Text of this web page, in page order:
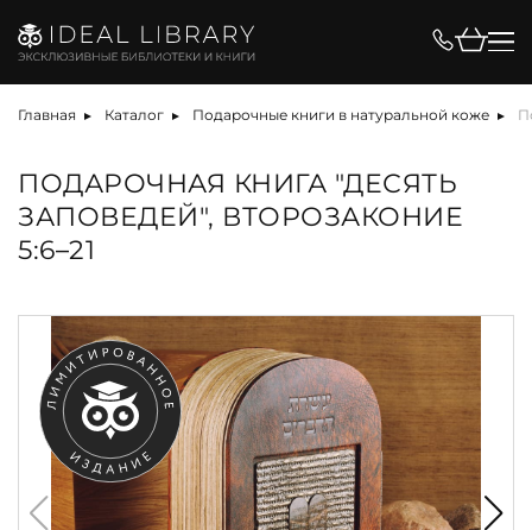
Главная Каталог Подарочные книги в натуральной коже
ПОДАРОЧНАЯ КНИГА "ДЕСЯТЬ
ЗАПОВЕДЕЙ", ВТОРОЗАКОНИЕ
5:6–21